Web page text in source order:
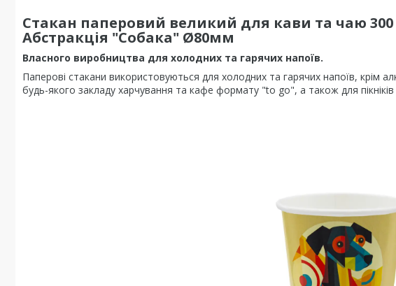
Стакан паперовий великий для кави та чаю
Абстракція "Собака" Ø80мм
Власного виробництва для холодних та гарячих напоїв.
Паперові стакани використовуються для холодних та гарячих напоїв, крім
будь-якого закладу харчування та кафе формату "to go", а також для пікніків